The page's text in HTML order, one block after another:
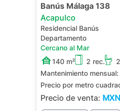
Banús Málaga 138
Acapulco
Residencial Banús
Departamento
Cercano al Mar
140 m²
2 rec.
Mantenimiento mensual:
Precio por metro
Precio de venta: MXN